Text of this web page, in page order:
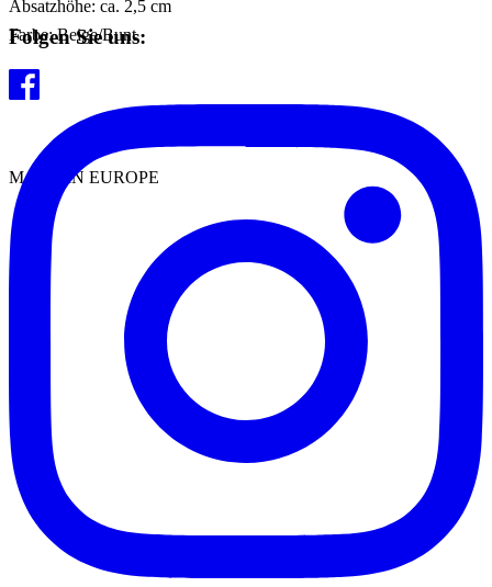
Absatzhöhe: ca. 2,5 cm
Farbe: Beige/Bunt
MADE IN EUROPE
Folgen Sie uns: